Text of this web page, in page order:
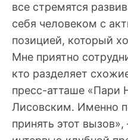
все стремятся
себя человеком с
позицией, который
Мне приятно
кто разделяет
пресс-атташе «Пари
Лисовским. Именно
принять этот